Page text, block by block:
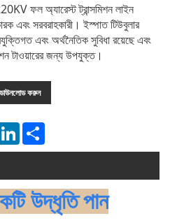
ফল অ্যারেস্ট ট্রান্সমিশন লাইন
এবং সরবরাহকারী। ইস্পাত টিউবুলার
এবং অর্থনৈতিক সুবিধা রয়েছে এবং
টাওয়ারের জন্য উপযুক্ত।
করুন
LinkedIn
উদ্ধৃতি পান